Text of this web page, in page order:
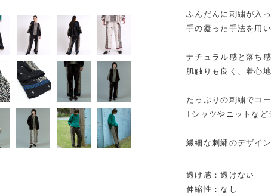
ふんだんに刺繍が入っ
手の凝った手法を用
ナチュラル感と落ち
肌触りも良く、着心
たっぷりの刺繍でコ
Tシャツやニットなど
繊細な刺繍のデザイ
透け感：透けない
伸縮性：なし